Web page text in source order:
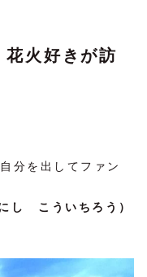
火好きが訪
分を出してファン
し こういちろう）